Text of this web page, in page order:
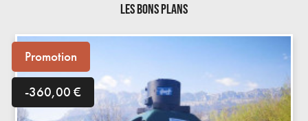
LES BONS PLANS
Promotion
-360,00 €